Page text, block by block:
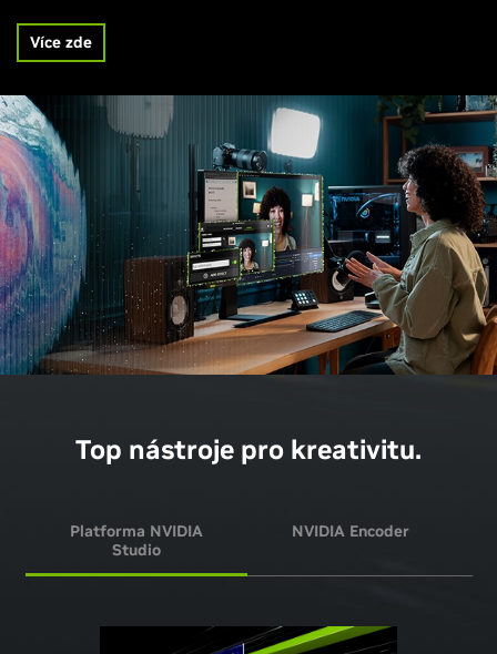
Více zde
Top nástroje pro kreativitu.
Platforma NVIDIA
Studio
NVIDIA Encoder